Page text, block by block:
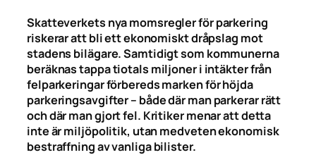
Skatteverkets nya momsregler för parkering
riskerar att bli ett ekonomiskt dråpslag mot
stadens bilägare. Samtidigt som kommunerna
beräknas tappa tiotals miljoner i intäkter från
felparkeringar förbereds marken för höjda
parkeringsavgifter – både där man parkerar rätt
och där man gjort fel. Kritiker menar att detta
inte är miljöpolitik, utan medveten ekonomisk
bestraffning av vanliga bilister.